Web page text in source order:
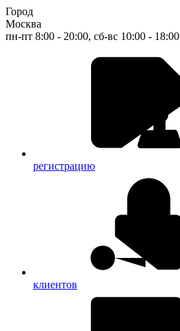
Город
Москва
пн-пт 8:00 - 20:00, сб-вс 10:00 - 18:00
регистрацию
клиентов